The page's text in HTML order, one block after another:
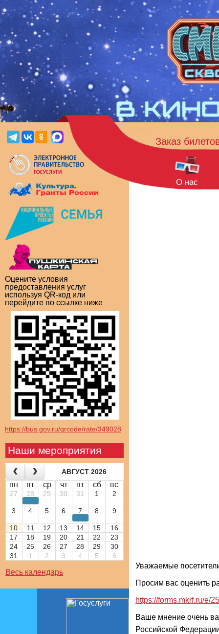
Оцените условия
предоставления услуг
используя QR-код или
перейдите по ссылке ниже
https://bus.gov.ru/qrcode/rate/349028
Наши мероприятия
АВГУСТ 2026
пн вт ср чт пт сб вс
27 28 29 30 31 1 2
3 4 5 6 7 8 9
10 11 12 13 14 15
16
17
18 19 20 21 22
23
24
25 26 27 28 29
30
31
1 2 3 4 5 6
Весь календарь
Заказ
О нас
Уважаемые
Просим вас оценить
https://forms.mkrf.ru/e/
Ваше мнение очень
Российской